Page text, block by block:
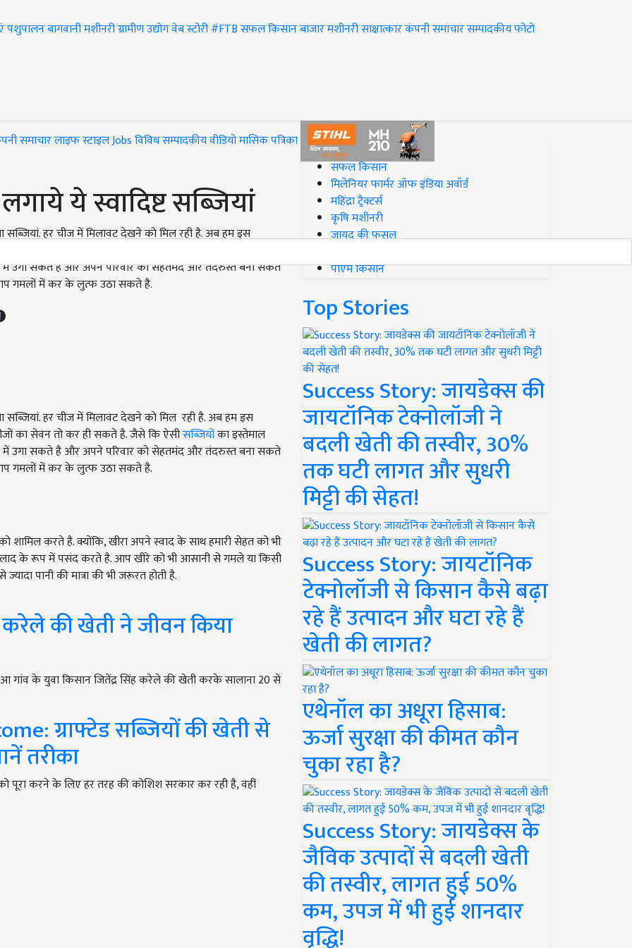
पशुपालनबागवानीमशीनरीग्रामीण उद्योगवेब स्टोरी#FTBसफल किसानबाजारमशीनरीसाक्षात्कारकंपनी समाचारसम्पादकीयफोटो
समाचारलाइफ स्टाइलJobsविविधसम्पादकीयवीडियोमासिक पत्रिका
ये स्वादिष्ट सब्जियां
हर चीज में मिलावट देखने को मिल रही है. अब हम इस
उगा सकते है और अपने परिवार को सेहतमंद और तंदरुस्त बना सकते
गमलों में कर के लुत्फ उठा सकते है.
हर चीज में मिलावट देखने को मिल रही है. अब हम इस
का सेवन तो कर ही सकते है. जैसे कि ऐसीसब्जियोंका इस्तेमाल
उगा सकते है और अपने परिवार को सेहतमंद और तंदरुस्त बना सकते
गमलों में कर के लुत्फ उठा सकते है.
करते है. क्योंकि, खीरा अपने स्वाद के साथ हमारी सेहत को भी
के रूप में पसंद करते है. आप खीरे को भी आसानी से गमले या किसी
पानी की मात्रा की भी जरूरत होती है.
की खेती ने जीवन किया
के युवा किसान जितेंद्र सिंह करेले की खेती करके सालाना 20 से
ग्राफ्टेड सब्जियों की खेती से
तरीका
पूरा करने के लिए हर तरह की कोशिश सरकार कर रही है, वहीं
#Top on Krishi Jagran
सफल किसान
मिलेनियर फार्मर ऑफ इंडिया अवॉर्ड
महिंद्रा ट्रैक्टर्स
कृषि मशीनरी
जायद की फसल
पीएम किसान
Top Stories
Success Story: जायडेक्स की
जायटॉनिक टेक्नोलॉजी ने
बदली खेती की तस्वीर, 30%
तक घटी लागत और सुधरी
मिट्टी की सेहत!
Success Story: जायटॉनिक
टेक्नोलॉजी से किसान कैसे बढ़ा
रहे हैं उत्पादन और घटा रहे हैं
खेती की लागत?
एथेनॉल का अधूरा हिसाब:
ऊर्जा सुरक्षा की कीमत कौन
चुका रहा है?
Success Story: जायडेक्स के
जैविक उत्पादों से बदली खेती
की तस्वीर, लागत हुई 50%
कम, उपज में भी हुई शानदार
वृद्धि!